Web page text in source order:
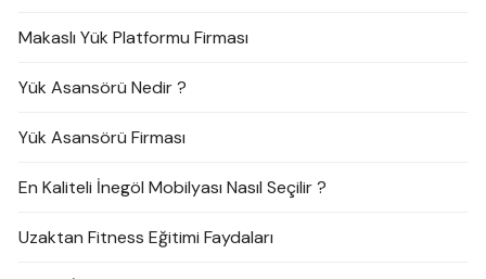
Makaslı Yük Platformu Firması
Yük Asansörü Nedir ?
Yük Asansörü Firması
En Kaliteli İnegöl Mobilyası Nasıl Seçilir ?
Uzaktan Fitness Eğitimi Faydaları